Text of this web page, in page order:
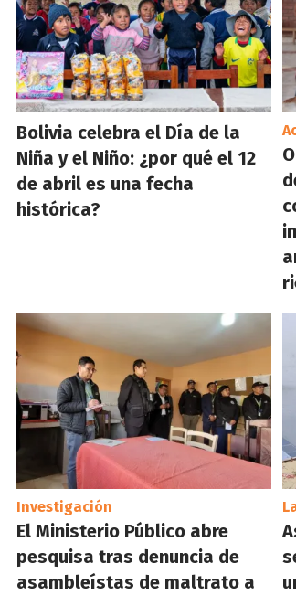
Bolivia celebra el Día de la
Niña y el Niño: ¿por qué el 12
de abril es una fecha
histórica?
Investigación
El Ministerio Público abre
pesquisa tras denuncia de
asambleístas de maltrato a